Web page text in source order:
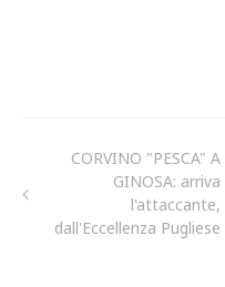
CORVINO "PESCA" A
GINOSA: arriva
l'attaccante,
dall'Eccellenza Pugliese